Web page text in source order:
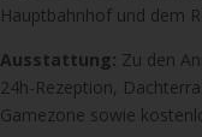
Hauptbahnhof und dem
Ausstattung: Zu den
24h-Rezeption,
Gamezone sowie